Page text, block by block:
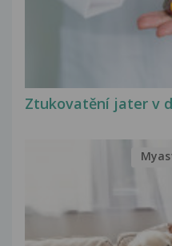
Ztukovatění jater v